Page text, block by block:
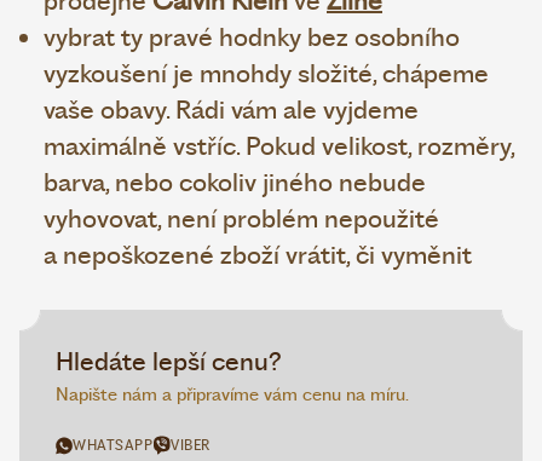
vybrat ty pravé hodnky bez osobního
vyzkoušení je mnohdy složité, chápeme
vaše obavy. Rádi vám ale vyjdeme
maximálně vstříc. Pokud velikost, rozměry,
barva, nebo cokoliv jiného nebude
vyhovovat, není problém nepoužité
a nepoškozené zboží vrátit, či vyměnit
Hledáte lepší cenu?
Napište nám a připravíme vám cenu na míru.
WHATSAPP VIBER